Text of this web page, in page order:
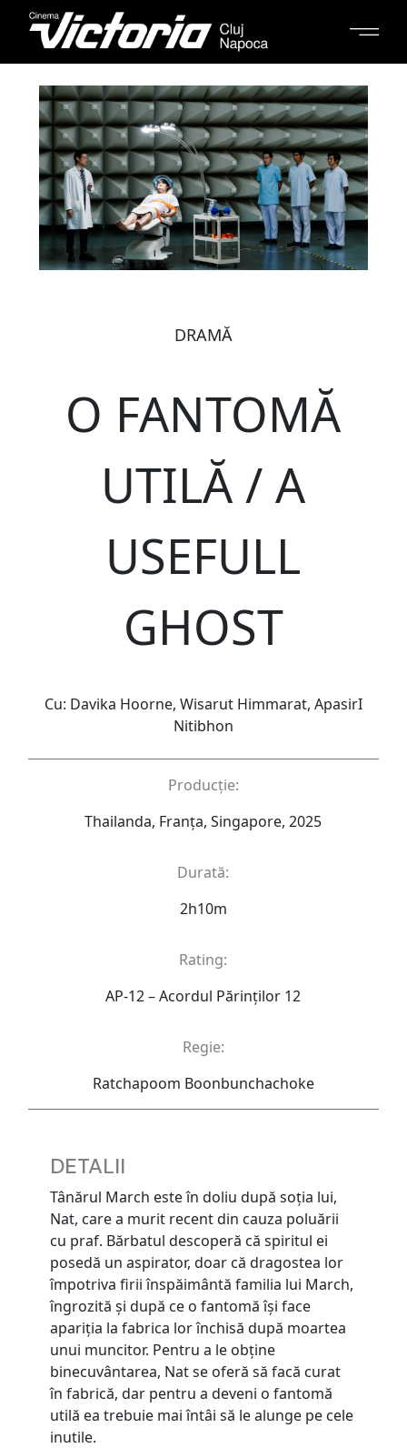
DRAMĂ
O FANTOMĂ
UTILĂ / A
USEFULL
GHOST
Cu: Davika Hoorne, Wisarut Himmarat, ApasirI
Nitibhon
Producție:
Thailanda, Franța, Singapore, 2025
Durată:
2h10m
Rating:
AP-12 – Acordul Părinţilor 12
Regie:
Ratchapoom Boonbunchachoke
DETALII
Tânărul March este în doliu după soţia lui,
Nat, care a murit recent din cauza poluării
cu praf. Bărbatul descoperă că spiritul ei
posedă un aspirator, doar că dragostea lor
împotriva firii înspăimântă familia lui March,
îngrozită şi după ce o fantomă îşi face
apariţia la fabrica lor închisă după moartea
unui muncitor. Pentru a le obţine
binecuvântarea, Nat se oferă să facă curat
în fabrică, dar pentru a deveni o fantomă
utilă ea trebuie mai întâi să le alunge pe cele
inutile.